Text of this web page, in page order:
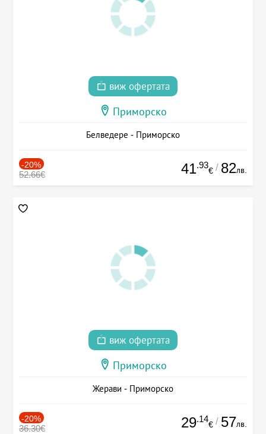
виж офертата
Приморско
Белведере - Приморско
-20%
52.66€ 41.93
€ / 82лв.
виж офертата
Приморско
Жерави - Приморско
-20%
36.30€ 29.14
€ / 57лв.